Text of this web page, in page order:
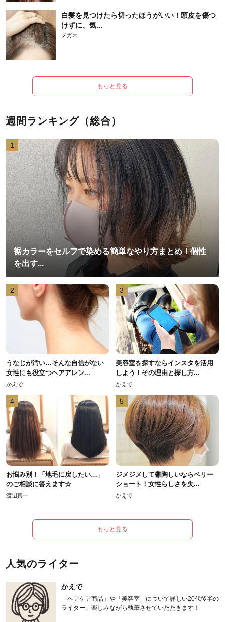
白髪を見つけたら切ったほうがいい！頭皮を傷つ
けずに、気...
メガネ
もっと見る
週間ランキング（総合）
1
裾カラーをセルフで染める簡単なやり方まとめ！個性
を出す...
2
うなじが汚い…そんな自信がない
女性にも役立つヘアアレン...
かえで
3
美容室を探すならインスタを活用
しよう！その理由と探し方...
かえで
4
お悩み別！「地毛に戻したい…」
のご相談に答えます☆
渡辺真一
5
ジメジメして鬱陶しいならベリー
ショート！女性らしさを失...
かえで
もっと見る
人気のライター
かえで
「ヘアケア商品」や「美容室」について詳しい20代後半の
ライター。楽しみながら執筆させていただきます！